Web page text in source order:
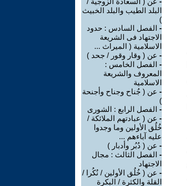
البلد الطيب والبلد الخبيث
)
- الفصل السادس : حدود
الاجتهاد فى الشريعة
الاسلامية ( الميراث ...
- عن ( وقار وقور / جحد )
- الفصل الخامس :
المعروف والشريعة
الاسلامية
- عن ( جُناح وجناح وأجنحة
)
- الفصل الرابع : الشورى
- عن ( عبادتهم الملائكة /
خُلُق الأولين وما وجدوا
عليه آباءهم ...
- عن ( دُبُر وأدبار )
- الفصل الثالث : مجال
الاجتهاد
- عن ( خُلُق الأولين / نُكُرا /
القلة والكثرة / البكرة